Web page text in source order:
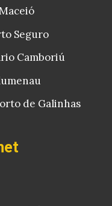
Seguro
Camboriú
de Galinhas